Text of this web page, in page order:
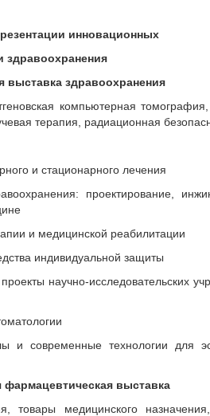
инновационных
здравоохранения
выставка здравоохранения
компьютерная
терапия, радиационная
и стационарного лечения
проектирование,
и медицинской реабилитации
индивидуальной защиты
научно-исследовательских
и современные технологии для
выставка
товары медицинского